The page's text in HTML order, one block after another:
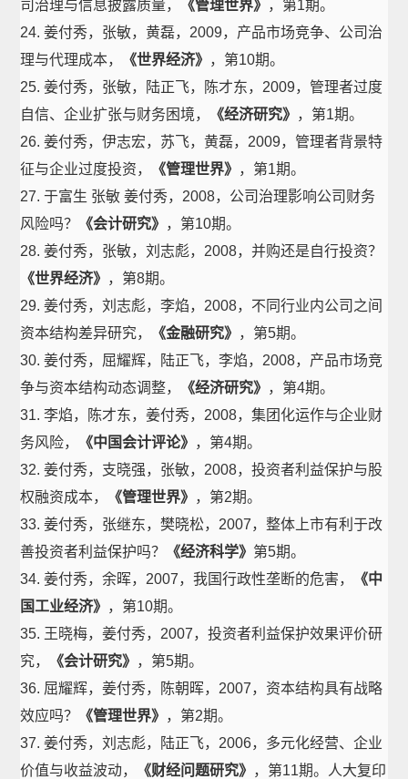
司治理与信息披露质量， 《管理世界》 ，第1期。
24. 姜付秀，张敏，黄磊，2009，产品市场竞争、公司治
理与代理成本，
《世界经济》 ，第10期。
25. 姜付秀，张敏，陆正飞，陈才东，2009，管理者过度
自信、企业扩张与财务困境，
《经济研究》 ，第1期。
26. 姜付秀，伊志宏，苏飞，黄磊，2009，管理者背景特
征与企业过度投资，
《管理世界》 ，第1期。
27. 于富生 张敏 姜付秀，2008，公司治理影响公司财务
风险吗？
《会计研究》 ，第10期。
28. 姜付秀，张敏，刘志彪，2008，并购还是自行投资？
《世界经济》 ，第8期。
29. 姜付秀，刘志彪，李焰，2008，不同行业内公司之间
资本结构差异研究，
《金融研究》 ，第5期。
30. 姜付秀，屈耀辉，陆正飞，李焰，2008，产品市场竞
争与资本结构动态调整，
《经济研究》 ，第4期。
31. 李焰，陈才东，姜付秀，2008，集团化运作与企业财
务风险，
《中国会计评论》 ，第4期。
32. 姜付秀，支晓强，张敏，2008，投资者利益保护与股
权融资成本，
《管理世界》 ，第2期。
33. 姜付秀，张继东，樊晓松，2007，整体上市有利于改
善投资者利益保护吗？
《经济科学》 第5期。
34. 姜付秀，余晖，2007，我国行政性垄断的危害，
《中
国工业经济》 ，第10期。
35. 王晓梅，姜付秀，2007，投资者利益保护效果评价研
究，
《会计研究》 ，第5期。
36. 屈耀辉，姜付秀，陈朝晖，2007，资本结构具有战略
效应吗？
《管理世界》 ，第2期。
37. 姜付秀，刘志彪，陆正飞，2006，多元化经营、企业
价值与收益波动，
《财经问题研究》 ，第11期。人大复印